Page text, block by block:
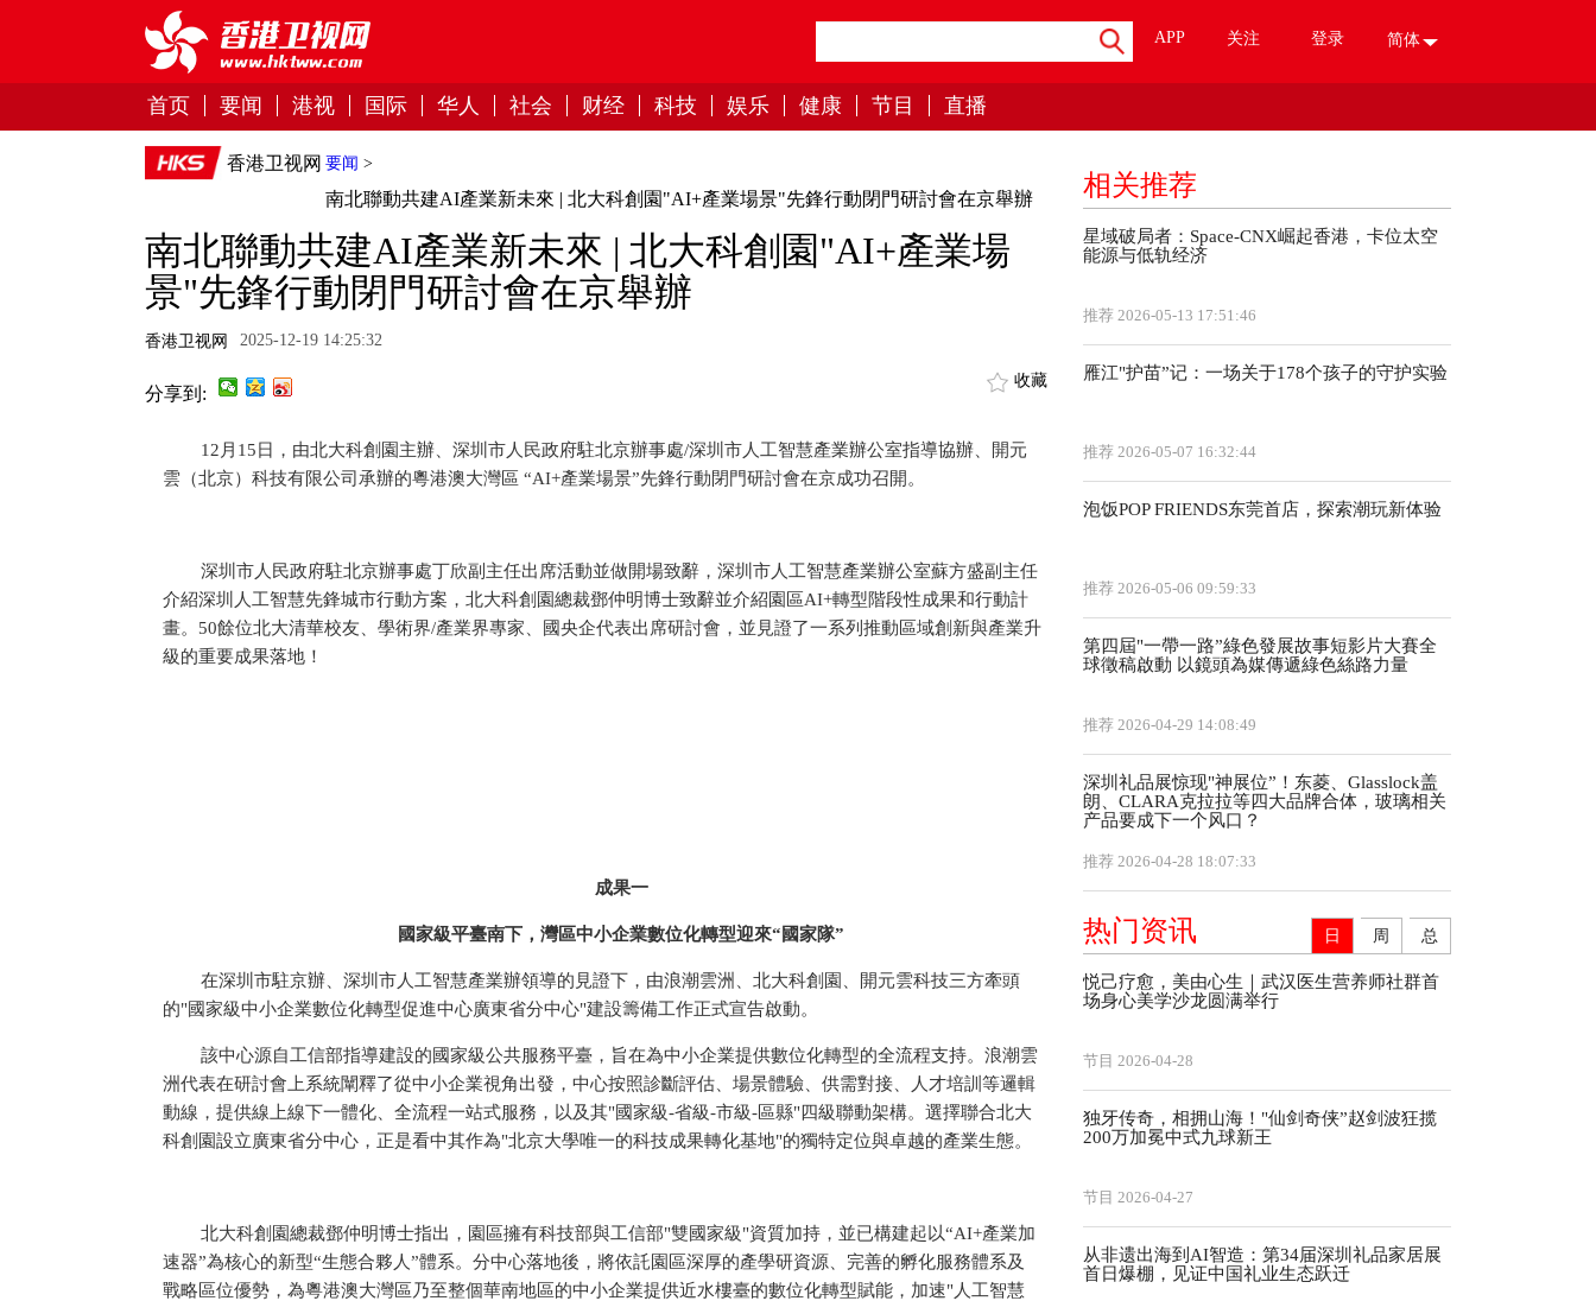
APP 关注 登录 简体
首页 要闻 港视 国际 华人 社会 财经 科技 娱乐 健康 节目 直播
香港卫视网 要闻 >
南北聯動共建AI產業新未來 | 北大科創園"AI+產業場景"先鋒行動閉門研討會在京舉辦
南北聯動共建AI產業新未來 | 北大科創園"AI+產業場
景"先鋒行動閉門研討會在京舉辦
香港卫视网 2025-12-19 14:25:32
分享到:
收藏
12月15日，由北大科創園主辦、深圳市人民政府駐北京辦事處/深圳市人工智慧產業辦公室指導協辦、開元
雲（北京）科技有限公司承辦的粵港澳大灣區 “AI+產業場景”先鋒行動閉門研討會在京成功召開。
深圳市人民政府駐北京辦事處丁欣副主任出席活動並做開場致辭，深圳市人工智慧產業辦公室蘇方盛副主任
介紹深圳人工智慧先鋒城市行動方案，北大科創園總裁鄧仲明博士致辭並介紹園區AI+轉型階段性成果和行動計
畫。50餘位北大清華校友、學術界/產業界專家、國央企代表出席研討會，並見證了一系列推動區域創新與產業升
級的重要成果落地！
成果一
國家級平臺南下，灣區中小企業數位化轉型迎來“國家隊”
在深圳市駐京辦、深圳市人工智慧產業辦領導的見證下，由浪潮雲洲、北大科創園、開元雲科技三方牽頭
的"國家級中小企業數位化轉型促進中心廣東省分中心"建設籌備工作正式宣告啟動。
該中心源自工信部指導建設的國家級公共服務平臺，旨在為中小企業提供數位化轉型的全流程支持。浪潮雲
洲代表在研討會上系統闡釋了從中小企業視角出發，中心按照診斷評估、場景體驗、供需對接、人才培訓等邏輯
動線，提供線上線下一體化、全流程一站式服務，以及其"國家級-省級-市級-區縣"四級聯動架構。選擇聯合北大
科創園設立廣東省分中心，正是看中其作為"北京大學唯一的科技成果轉化基地"的獨特定位與卓越的產業生態。
北大科創園總裁鄧仲明博士指出，園區擁有科技部與工信部"雙國家級"資質加持，並已構建起以“AI+產業加
速器”為核心的新型“生態合夥人”體系。分中心落地後，將依託園區深厚的產學研資源、完善的孵化服務體系及
戰略區位優勢，為粵港澳大灣區乃至整個華南地區的中小企業提供近水樓臺的數位化轉型賦能，加速"人工智慧
相关推荐
星域破局者：Space-CNX崛起香港，卡位太空
能源与低轨经济
推荐 2026-05-13 17:51:46
雁江"护苗”记：一场关于178个孩子的守护实验
推荐 2026-05-07 16:32:44
泡饭POP FRIENDS东莞首店，探索潮玩新体验
推荐 2026-05-06 09:59:33
第四屆"一帶一路”綠色發展故事短影片大賽全
球徵稿啟動 以鏡頭為媒傳遞綠色絲路力量
推荐 2026-04-29 14:08:49
深圳礼品展惊现"神展位”！东菱、Glasslock盖
朗、CLARA克拉拉等四大品牌合体，玻璃相关
产品要成下一个风口？
推荐 2026-04-28 18:07:33
热门资讯 日 周 总
悦己疗愈，美由心生｜武汉医生营养师社群首
场身心美学沙龙圆满举行
节目 2026-04-28
独牙传奇，相拥山海！"仙剑奇侠”赵剑波狂揽
200万加冕中式九球新王
节目 2026-04-27
从非遗出海到AI智造：第34届深圳礼品家居展
首日爆棚，见证中国礼业生态跃迁